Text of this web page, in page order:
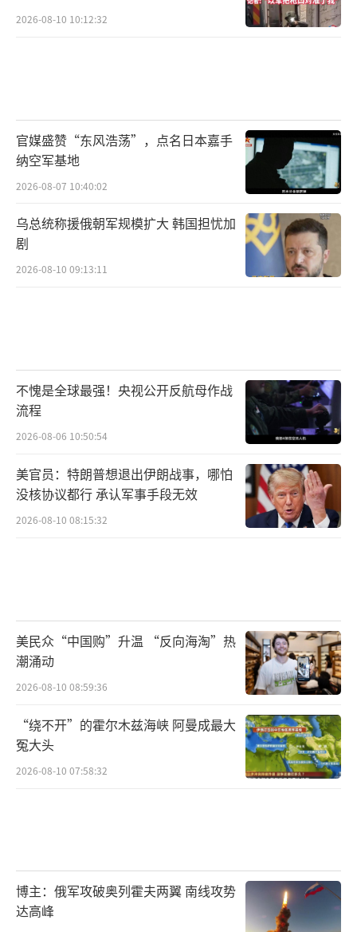
特朗普在竞选期间作出的承诺，这意味着新一
星通讯社指出，俄外长拉夫罗夫此前已明确表
示，美国和北约正在直接介入乌克兰冲突，不
仅向乌克兰供应武器，还在英国、德国、意大
利和其他国家境内培训人员。西方向乌克兰提
供武器无助于谈判，只会产生负面影响。（责任
编辑：许朝）
2026-08-10 10:12:32
官媒盛赞“东风浩荡”，点名日本嘉手
纳空军基地
2026-08-07 10:40:02
乌总统称援俄朝军规模扩大 韩国担忧加
剧
2026-08-10 09:13:11
不愧是全球最强！央视公开反航母作战
流程
2026-08-06 10:50:54
美官员：特朗普想退出伊朗战事，哪怕
没核协议都行 承认军事手段无效
2026-08-10 08:15:32
美民众“中国购”升温 “反向海淘”热
潮涌动
2026-08-10 08:59:36
“绕不开”的霍尔木兹海峡 阿曼成最大
冤大头
2026-08-10 07:58:32
博主：俄军攻破奥列霍夫两翼 南线攻势
达高峰